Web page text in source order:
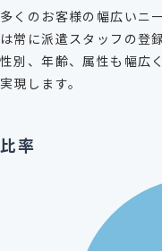
多くのお客様の幅広いニ
は常に派遣スタッフの登
性別、年齢、属性も幅広
実現します。
比率